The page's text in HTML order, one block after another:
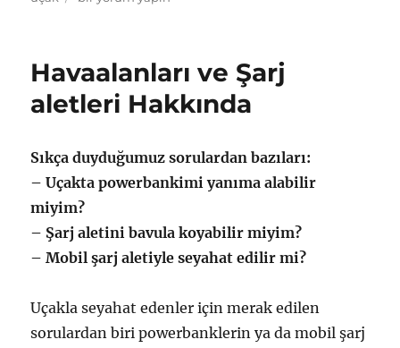
için
Havaalanları ve Şarj
aletleri Hakkında
Sıkça duyduğumuz sorulardan bazıları:
– Uçakta powerbankimi yanıma alabilir
miyim?
– Şarj aletini bavula koyabilir miyim?
– Mobil şarj aletiyle seyahat edilir mi?
Uçakla seyahat edenler için merak edilen
sorulardan biri powerbanklerin ya da mobil şarj